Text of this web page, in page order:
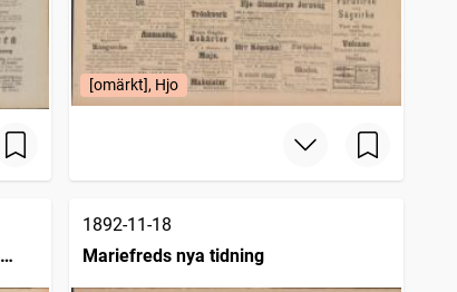
[omärkt], Hjo
1892-11-18
Mariefreds nya tidning